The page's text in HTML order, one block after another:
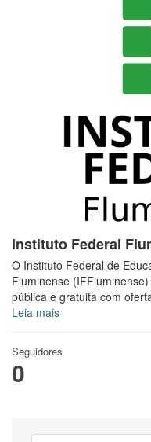
Instituto Federal
O Instituto Federal de
Fluminense
pública e gratuita com
Leia mais
Seguidores
0